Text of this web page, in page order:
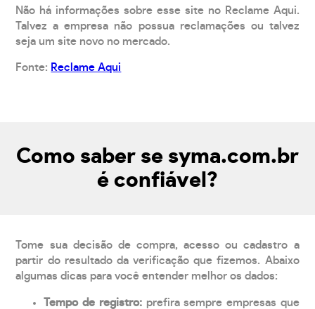
Não há informações sobre esse site no Reclame Aqui.
Talvez a empresa não possua reclamações ou talvez
seja um site novo no mercado.
Fonte: Reclame Aqui
Como saber se syma.com.br
é confiável?
Tome sua decisão de compra, acesso ou cadastro a
partir do resultado da verificação que fizemos. Abaixo
algumas dicas para você entender melhor os dados:
Tempo de registro: prefira sempre empresas que